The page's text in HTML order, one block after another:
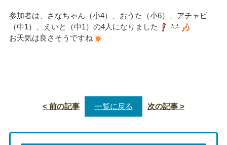
参加者は、さなちゃん（小4）、おうた（小6）、アチャピ
（中1）、えいと（中1）の4人になりました
お天気は良さそうですね
< 前の記事 一覧に戻る 次の記事 >